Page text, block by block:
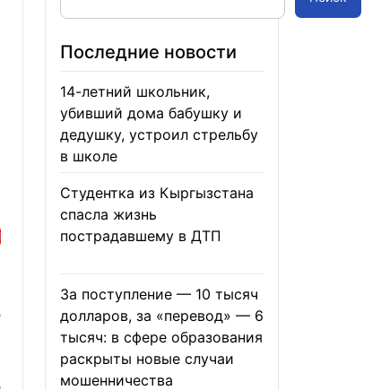
Последние новости
14-летний школьник,
убивший дома бабушку и
дедушку, устроил стрельбу
в школе
Студентка из Кыргызстана
спасла жизнь
пострадавшему в ДТП
За поступление — 10 тысяч
долларов, за «перевод» — 6
тысяч: в сфере образования
раскрыты новые случаи
мошенничества